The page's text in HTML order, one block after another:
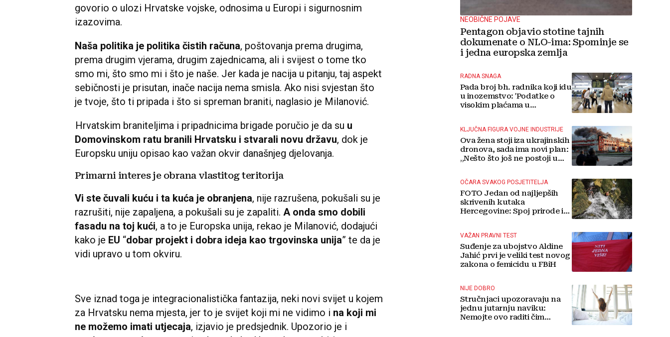
Slavonskom Brodu na svečanoj akademiji povodom obilježavanja 35.
obljetnice osnutka 3. gardijske brigade Hrvatske vojske “Kune”, gdje je
govorio o ulozi Hrvatske vojske, odnosima u Europi i sigurnosnim
izazovima.
Naša politika je politika čistih računa, poštovanja prema drugima,
prema drugim vjerama, drugim zajednicama, ali i svijest o tome tko
smo mi, što smo mi i što je naše. Jer kada je nacija u pitanju, taj aspekt
sebičnosti je prisutan, inače nacija nema smisla. Ako nisi svjestan što
je tvoje, što ti pripada i što si spreman braniti, naglasio je Milanović.
Europsku uniju opisao kao važan okvir današnjeg djelovanja.
Primarni interes je obrana vlastitog teritorija
NEOBIČNE POJAVE
Pentagon objavio stotine tajnih
dokumenate o NLO-ima: Spominje se
i jedna europska zemlja
RADNA SNAGA
Pada broj bh. radnika koji idu
u inozemstvo: 'Podatke o
visokim plaćama u
KLJUČNA FIGURA VOJNE INDUSTRIJE
Ova žena stoji iza ukrajinskih
dronova, sada ima novi plan:
„Nešto što još ne postoji u
OČARA SVAKOG POSJETITELJA
FOTO Jedan od najljepših
skrivenih kutaka
Hercegovine: Spoj prirode i
VAŽAN PRAVNI TEST
Suđenje za ubojstvo Aldine
Jahić prvi je veliki test novog
zakona o femicidu u FBiH
NIJE DOBRO
Stručnjaci upozoravaju na
jednu jutarnju naviku:
Nemojte ovo raditi čim